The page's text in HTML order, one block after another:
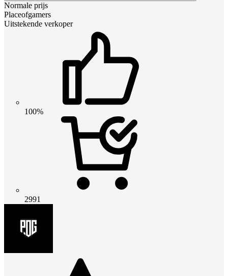
Normale prijs
Placeofgamers
Uitstekende verkoper
100%
2991